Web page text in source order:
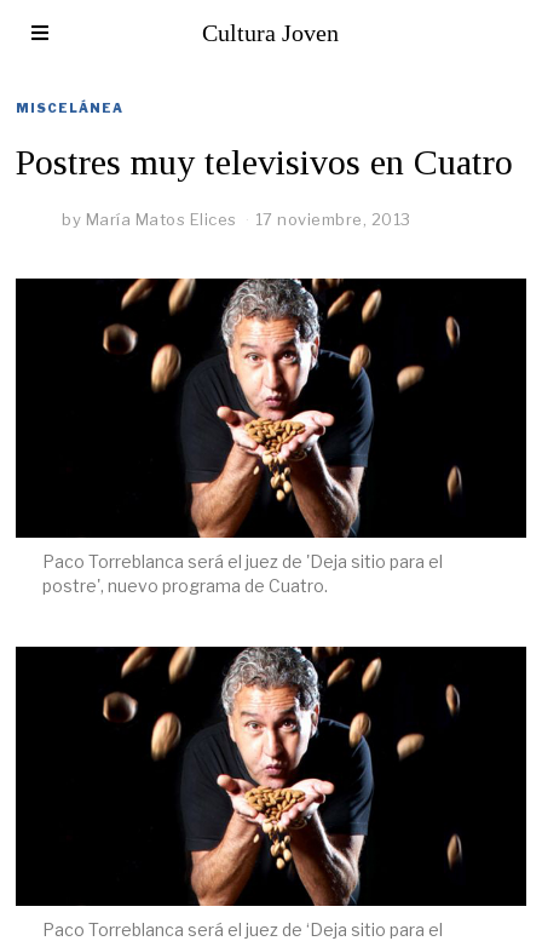
Cultura Joven
MISCELÁNEA
Postres muy televisivos en Cuatro
by María Matos Elices 17 noviembre, 2013
Paco Torreblanca será el juez de 'Deja sitio para el
postre', nuevo programa de Cuatro.
Paco Torreblanca será el juez de ‘Deja sitio para el